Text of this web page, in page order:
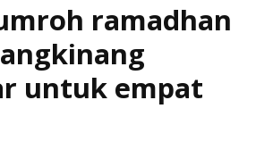
ramadhan
untuk empat